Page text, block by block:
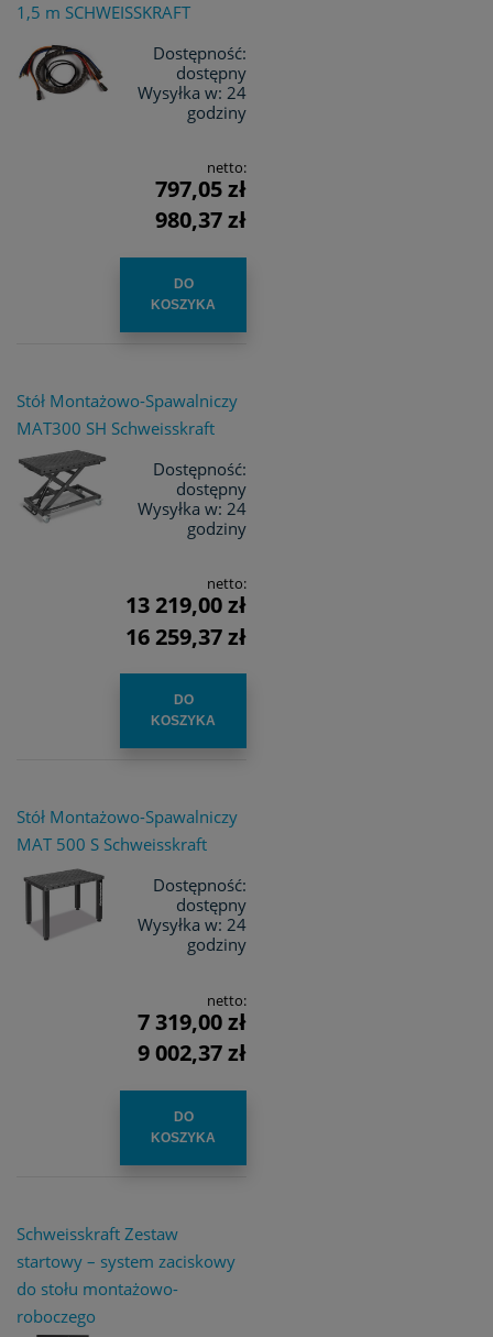
1,5 m SCHWEISSKRAFT
Dostępność:
dostępny
Wysyłka w: 24
godziny
netto:
797,05 zł
980,37 zł
DO
KOSZYKA
Stół Montażowo-Spawalniczy
MAT300 SH Schweisskraft
Dostępność:
dostępny
Wysyłka w: 24
godziny
netto:
13 219,00 zł
16 259,37 zł
DO
KOSZYKA
Stół Montażowo-Spawalniczy
MAT 500 S Schweisskraft
Dostępność:
dostępny
Wysyłka w: 24
godziny
netto:
7 319,00 zł
9 002,37 zł
DO
KOSZYKA
Schweisskraft Zestaw
startowy – system zaciskowy
do stołu montażowo-
roboczego